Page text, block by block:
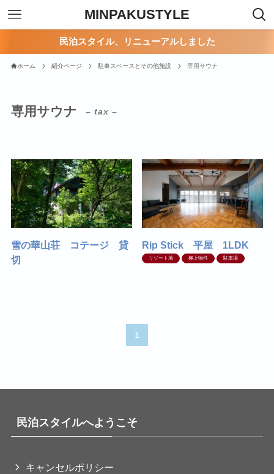
MINPAKUSTYLE
民泊スタイル、リニューアルしました
ホーム 紹介ページ 駐車スペースとその他施設 専用サウナ
専用サウナ – tax –
雪の華山荘 コテージ 貸
切
Rip Stick 平屋 1LDK
リゾート地 極上物件 駐車場
1
民泊スタイルへようこそ
キャンセルポリシー